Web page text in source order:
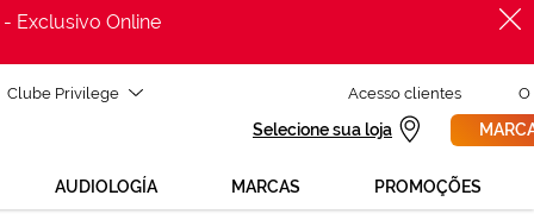
Exclusivo Online
Clube Privilege Acesso clientes O
Selecione sua loja
AUDIOLOGÍA MARCAS PROMOÇÕES